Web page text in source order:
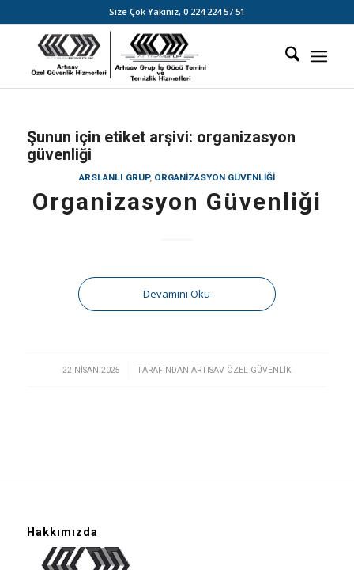
Size Çok Yakınız, 0 224 224 57 51
Şunun için etiket arşivi: organizasyon
güvenliği
ARSLANLI GRUP, ORGANIZASYON GÜVENLIĞI
Organizasyon Güvenliği
Devamını Oku
22 NISAN 2025
/ TARAFINDAN ARTISAV ÖZEL GÜVENLIK
Hakkımızda